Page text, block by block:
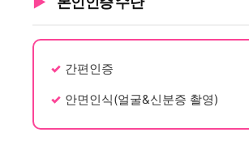
간편인증
안면인식(얼굴&신분증 촬영)